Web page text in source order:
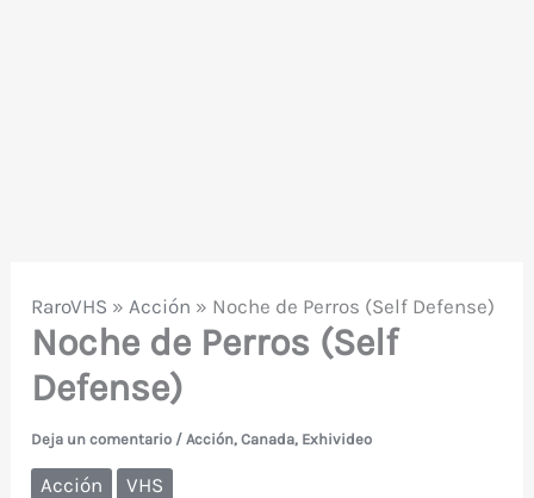
RaroVHS » Acción » Noche de Perros (Self Defense)
Noche de Perros (Self
Defense)
Deja un comentario /Acción,Canada, Exhivideo
Acción VHS